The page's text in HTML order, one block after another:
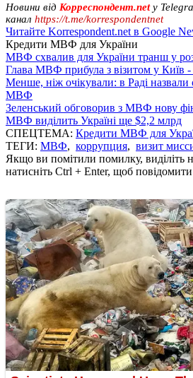
Новини від Корреспондент.netу
канал https://t.me/korrespondentnet
Читайте Korrespondent.net в Google
Кредити МВФ для України
МВФ схвалив для України транш у
Глава МВФ прибула з візитом у Київ
Менше, ніж очікували: в Раді назвали
МВФ
Зеленський обговорив з МВФ нову
МВФ виділить Україні ще $2,2 млрд
СПЕЦТЕМА: Кредити МВФ для
ТЕГИ: МВФ, коррупция, визит
Якщо ви помітили помилку, виділіть
натисніть Ctrl + Enter, щоб